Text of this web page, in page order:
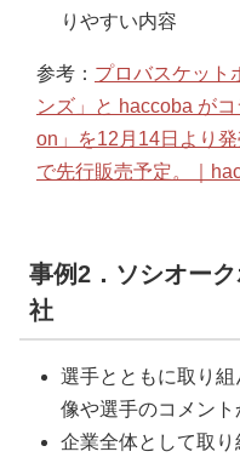
りやすい内容
参考： プロバスケット
ンズ」と haccoba が
on」を12月14日より
で先行販売予定。｜
事例2．ソシオー
社
選手とともに取り
像や選手のコメント
企業全体として取